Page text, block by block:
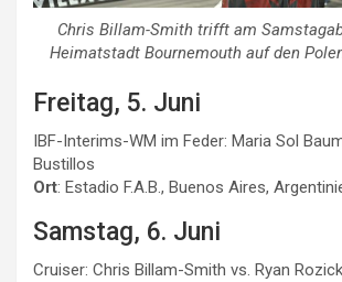
Chris Billam-Smith trifft am
Heimatstadt Bournemouth auf den
Freitag, 5. Juni
IBF-Interims-WM im Feder: Maria Sol
Bustillos
Ort: Estadio F.A.B., Buenos Aires,
Samstag, 6. Juni
Cruiser: Chris Billam-Smith vs. Ryan